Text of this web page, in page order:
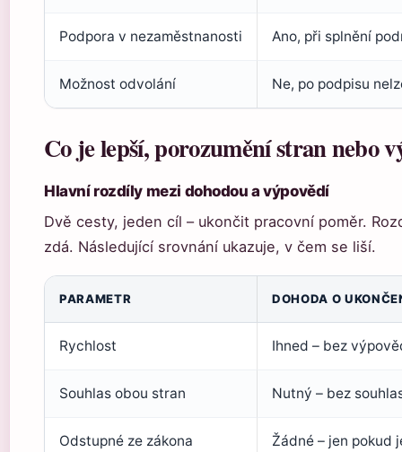
Podpora v nezaměstnanosti Ano, při splnění
Možnost odvolání Ne, po podpisu
Co je lepší, porozumění stran nebo
Hlavní rozdíly mezi dohodou a výpovědí
Dvě cesty, jeden cíl – ukončit pracovní poměr.
zdá. Následující srovnání ukazuje, v čem se liší.
PARAMETR DOHODA O
Rychlost Ihned – bez
Souhlas obou stran Nutný – bez
Odstupné ze zákona Žádné – jen pokud